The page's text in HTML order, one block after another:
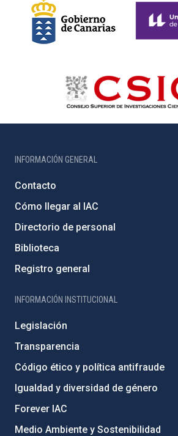
INFORMACIÓN GENERAL
Contacto
Cómo llegar al IAC
Directorio de personal
Biblioteca
Registro general
INFORMACIÓN INSTITUCIONAL
Legislación
Transparencia
Código ético y política antifraude
Igualdad y diversidad de género
Forever IAC
Medio Ambiente y Sostenibilidad